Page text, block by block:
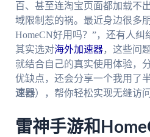
百、甚至连淘宝页面都加载
域限制惹的祸。最近身边很多
HomeCN好用吗？”，还有人纠
其实选对海外加速器，这些问
就结合自己的真实使用体验，
优缺点，还会分享一个我用了
速器），帮你轻松实现无缝访
雷神手游和